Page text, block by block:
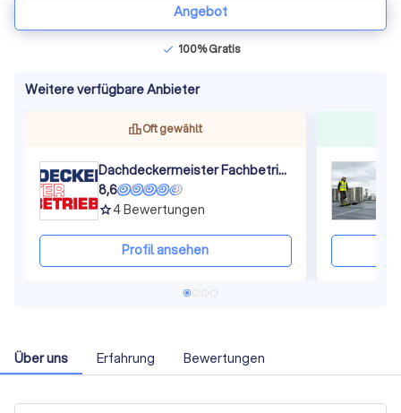
Angebot
check 100% Gratis
Weitere verfügbare Anbieter
Oft gewählt
Dachdeckermeister Fachbetrieb MV GmbH
8,6
grade4Bewertungen
Profil ansehen
Über uns Erfahrung Bewertungen